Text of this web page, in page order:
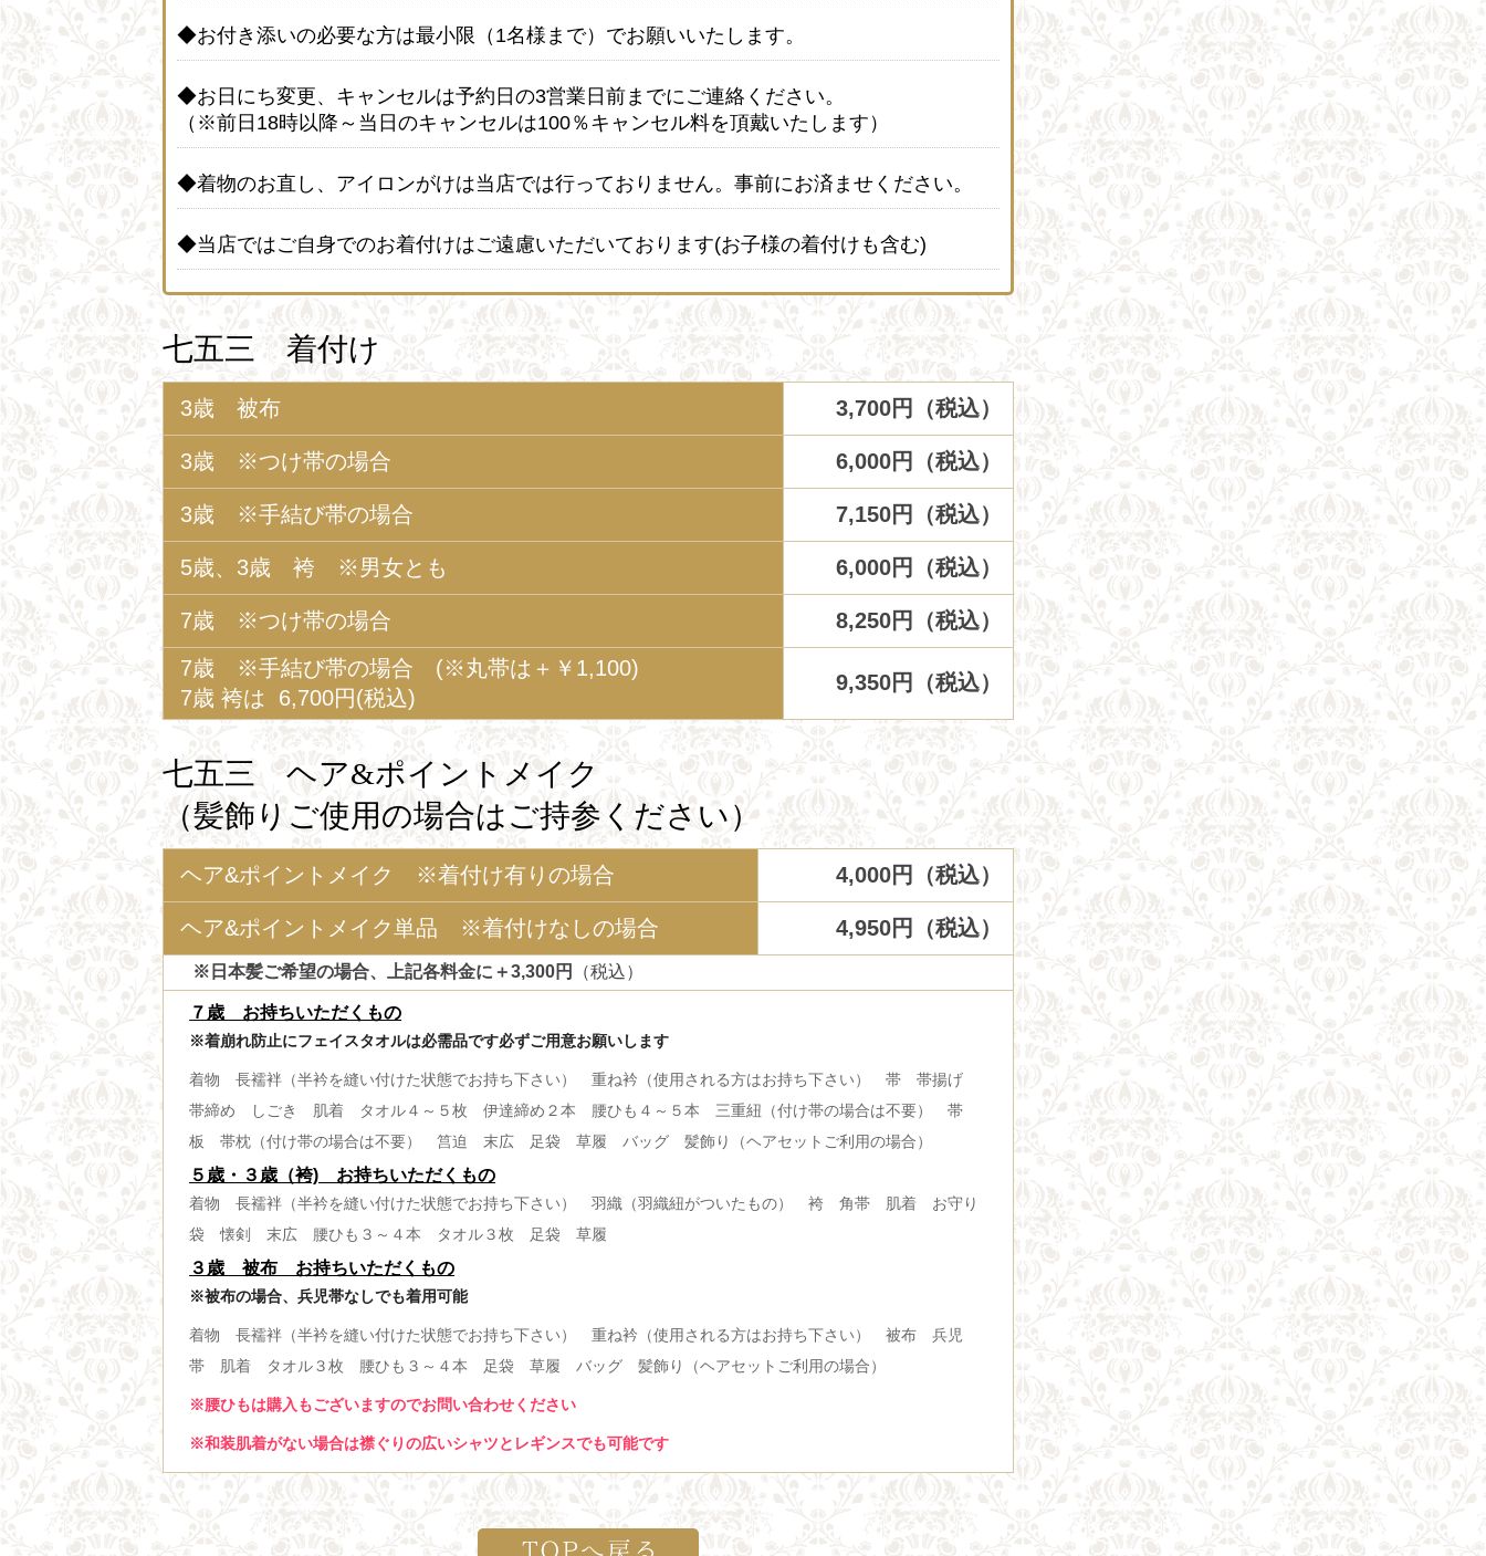
◆お付き添いの必要な方は最小限（1名様まで）でお願いいたします。
◆お日にち変更、キャンセルは予約日の3営業日前までにご連絡ください。
（※前日18時以降～当日のキャンセルは100％キャンセル料を頂戴いたします）
◆着物のお直し、アイロンがけは当店では行っておりません。事前にお済ませください。
◆当店ではご自身でのお着付けはご遠慮いただいております(お子様の着付けも含む)
七五三 着付け
3歳 被布 3,700円（税込）
3歳 ※つけ帯の場合 6,000円（税込）
3歳 ※手結び帯の場合 7,150円（税込）
5歳、3歳 袴 ※男女とも 6,000円（税込）
7歳 ※つけ帯の場合
8,250円（税込）
7歳 ※手結び帯の場合 (※丸帯は＋￥1,100)
7歳 袴は 6,700円(税込)
9,350円（税込）
七五三 ヘア&ポイントメイク
（髪飾りご使用の場合はご持参ください）
ヘア&ポイントメイク ※着付け有りの場合 4,000円（税込）
ヘア&ポイントメイク単品 ※着付けなしの場合 4,950円（税込）
※日本髪ご希望の場合、上記各料金に＋3,300円 （税込）
７歳 お持ちいただくもの
※着崩れ防止にフェイスタオルは必需品です必ずご用意お願いします
着物 長襦袢（半衿を縫い付けた状態でお持ち下さい） 重ね衿（使用される方はお持ち下さい） 帯 帯揚げ
帯締め しごき 肌着 タオル４～５枚 伊達締め２本 腰ひも４～５本 三重紐（付け帯の場合は不要） 帯
板 帯枕（付け帯の場合は不要） 筥迫 末広 足袋 草履 バッグ 髪飾り（ヘアセットご利用の場合）
５歳・３歳（袴) お持ちいただくもの
着物 長襦袢（半衿を縫い付けた状態でお持ち下さい） 羽織（羽織紐がついたもの） 袴 角帯 肌着 お守り
袋 懐剣 末広 腰ひも３～４本 タオル３枚 足袋 草履
３歳 被布 お持ちいただくもの
※被布の場合、兵児帯なしでも着用可能
着物 長襦袢（半衿を縫い付けた状態でお持ち下さい） 重ね衿（使用される方はお持ち下さい） 被布 兵児
帯 肌着 タオル３枚 腰ひも３～４本 足袋 草履 バッグ 髪飾り（ヘアセットご利用の場合）
※腰ひもは購入もございますのでお問い合わせください
※和装肌着がない場合は襟ぐりの広いシャツとレギンスでも可能です